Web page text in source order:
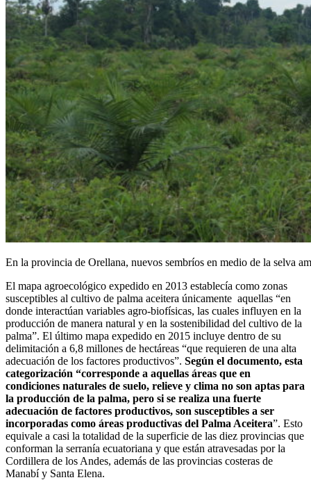
En la provincia de Orellana, nuevos sembríos en medio de la selva
El mapa agroecológico expedido en 2013 establecía como zonas
susceptibles al cultivo de palma aceitera únicamente aquellas “en
donde interactúan variables agro-biofísicas, las cuales influyen en la
producción de manera natural y en la sostenibilidad del cultivo de la
palma”. El último mapa expedido en 2015 incluye dentro de su
delimitación a 6,8 millones de hectáreas “que requieren de una alta
adecuación de los factores productivos”. Según el documento, esta
categorización “corresponde a aquellas áreas que en
condiciones naturales de suelo, relieve y clima no son aptas para
la producción de la palma, pero si se realiza una fuerte
adecuación de factores productivos, son susceptibles a ser
incorporadas como áreas productivas del Palma Aceitera”. Esto
equivale a casi la totalidad de la superficie de las diez provincias que
conforman la serranía ecuatoriana y que están atravesadas por la
Cordillera de los Andes, además de las provincias costeras de
Manabí y Santa Elena.